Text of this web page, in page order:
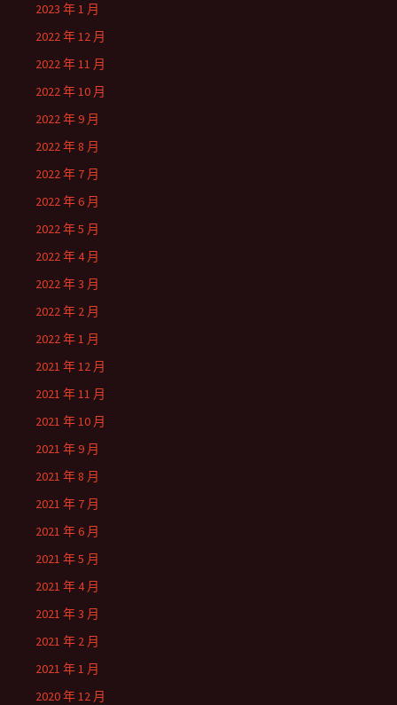
2023 年 1 月
2022 年 12 月
2022 年 11 月
2022 年 10 月
2022 年 9 月
2022 年 8 月
2022 年 7 月
2022 年 6 月
2022 年 5 月
2022 年 4 月
2022 年 3 月
2022 年 2 月
2022 年 1 月
2021 年 12 月
2021 年 11 月
2021 年 10 月
2021 年 9 月
2021 年 8 月
2021 年 7 月
2021 年 6 月
2021 年 5 月
2021 年 4 月
2021 年 3 月
2021 年 2 月
2021 年 1 月
2020 年 12 月